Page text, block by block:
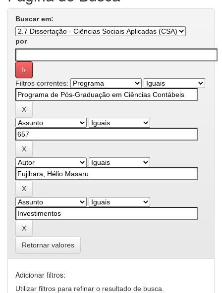
Buscar em:
por
Filtros correntes:
Retornar valores
Adicionar filtros:
Utilizar filtros para refinar o resultado de busca.